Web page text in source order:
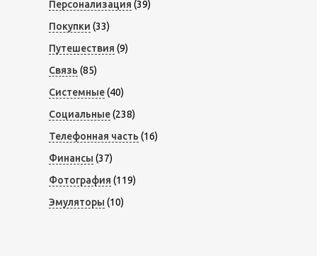
Персонализация (39)
Покупки (33)
Путешествия (9)
Связь (85)
Системные(40)
Социальные(238)
Телефонная часть (16)
Финансы (37)
Фотография (119)
Эмуляторы (10)